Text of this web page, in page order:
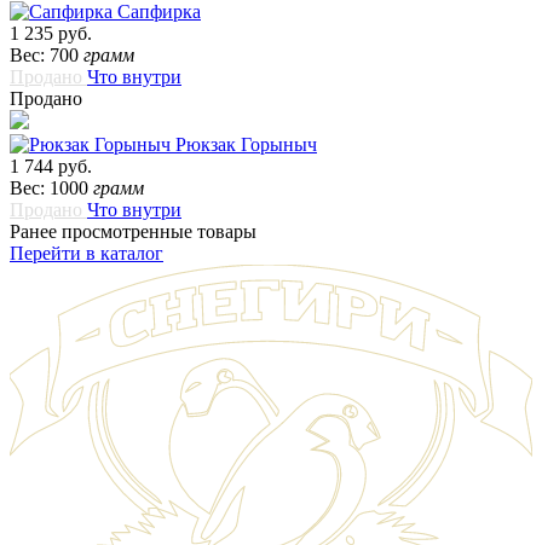
Сапфирка
1 235 руб.
Вес: 700 грамм
Продано Что внутри
Продано
Рюкзак Горыныч
1 744 руб.
Вес: 1000 грамм
Продано Что внутри
Ранее просмотренные товары
Перейти в каталог